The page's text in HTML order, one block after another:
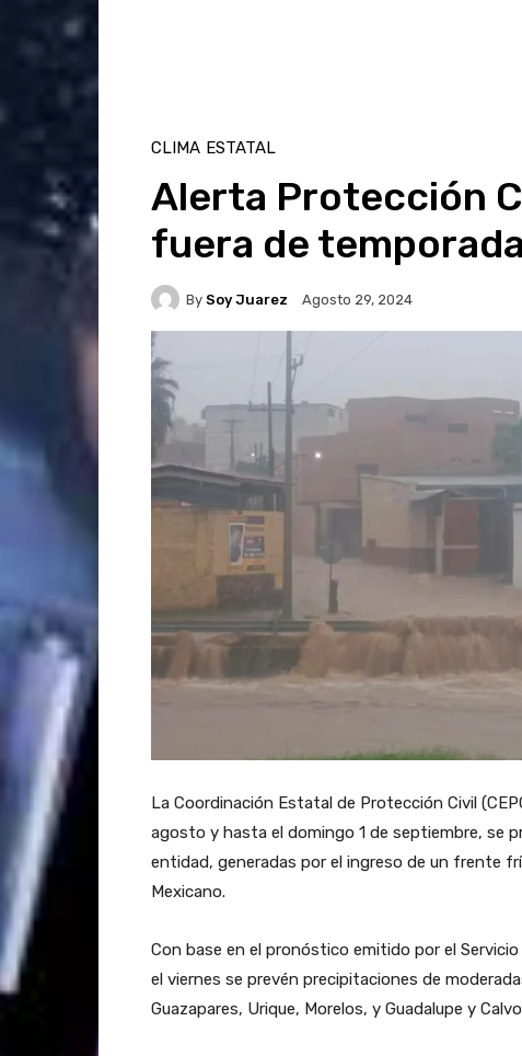
CLIMA ESTATAL
Alerta Protección
fuera de temporada
By Soy Juarez Agosto 29, 2024
La Coordinación Estatal de Protección Civil
agosto y hasta el domingo 1 de septiembre, se
entidad, generadas por el ingreso de un frente
Mexicano.
Con base en el pronóstico emitido por el
el viernes se prevén precipitaciones de
Guazapares, Urique, Morelos, y Guadalupe y